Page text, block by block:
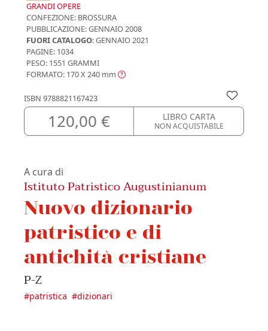
GRANDI OPERE
CONFEZIONE: BROSSURA
PUBBLICAZIONE:GENNAIO 2008
FUORI CATALOGO: GENNAIO 2021
PAGINE: 1034
PESO: 1551 GRAMMI
FORMATO: 170 X 240 mm
ISBN 9788821167423
120,00 € LIBRO CARTA
NON ACQUISTABILE
A cura di
Istituto Patristico Augustinianum
Nuovo dizionario
patristico e di
antichità cristiane
P-Z
#patristica #dizionari